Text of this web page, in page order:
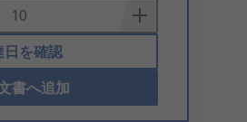
日を確認
書へ追加